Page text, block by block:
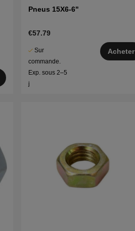
Pneus 15X6-6"
€57.79
Sur
commande.
Exp. sous 2–5
j
Acheter